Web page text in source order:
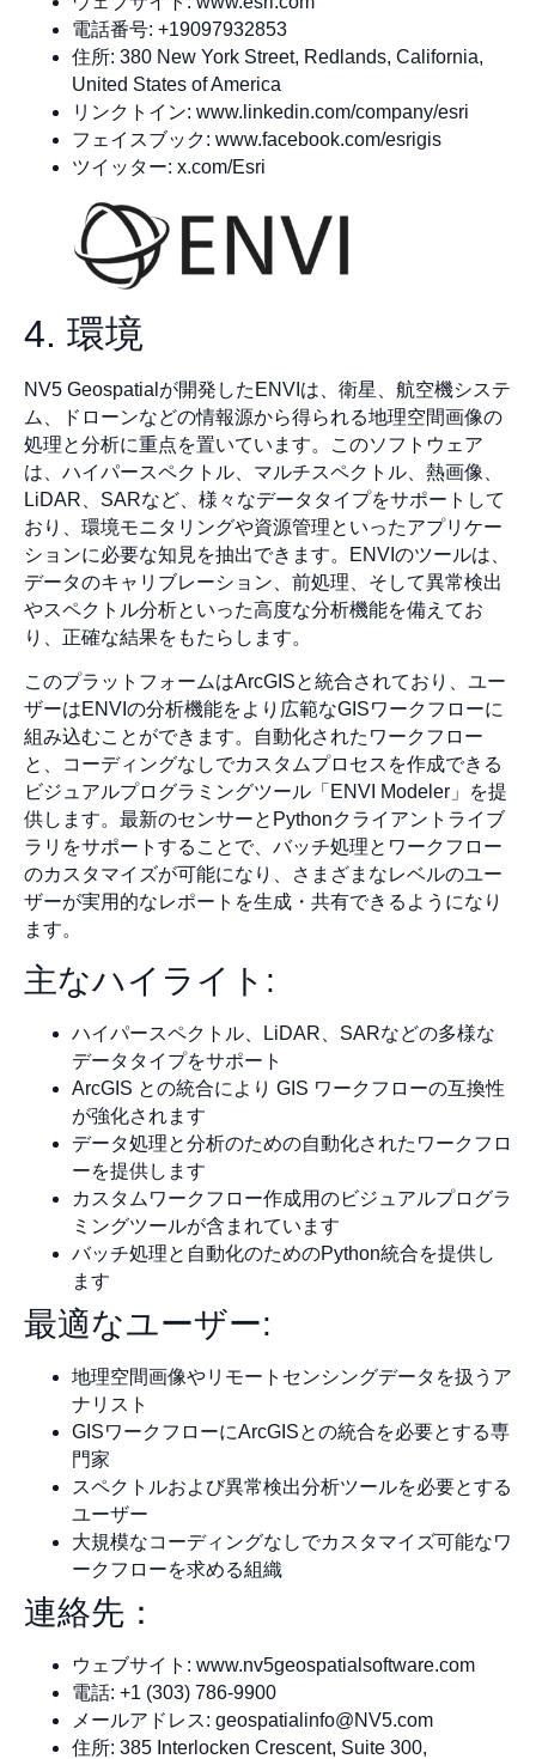
電話番号: +19097932853
住所: 380 New York Street, Redlands, California,
United States of America
リンクトイン: www.linkedin.com/company/esri
フェイスブック: www.facebook.com/esrigis
ツイッター: x.com/Esri
4. 環境
NV5 Geospatialが開発したENVIは、衛星、航空機システ
ム、ドローンなどの情報源から得られる地理空間画像の
処理と分析に重点を置いています。このソフトウェア
は、ハイパースペクトル、マルチスペクトル、熱画像、
LiDAR、SARなど、様々なデータタイプをサポートして
おり、環境モニタリングや資源管理といったアプリケー
ションに必要な知見を抽出できます。ENVIのツールは、
データのキャリブレーション、前処理、そして異常検出
やスペクトル分析といった高度な分析機能を備えてお
り、正確な結果をもたらします。
このプラットフォームはArcGISと統合されており、ユー
ザーはENVIの分析機能をより広範なGISワークフローに
組み込むことができます。自動化されたワークフロー
と、コーディングなしでカスタムプロセスを作成できる
ビジュアルプログラミングツール「ENVI Modeler」を提
供します。最新のセンサーとPythonクライアントライブ
ラリをサポートすることで、バッチ処理とワークフロー
のカスタマイズが可能になり、さまざまなレベルのユー
ザーが実用的なレポートを生成・共有できるようになり
ます。
主なハイライト:
ハイパースペクトル、LiDAR、SARなどの多様な
データタイプをサポート
ArcGIS との統合により GIS ワークフローの互換性
が強化されます
データ処理と分析のための自動化されたワークフロ
ーを提供します
カスタムワークフロー作成用のビジュアルプログラ
ミングツールが含まれています
バッチ処理と自動化のためのPython統合を提供し
ます
最適なユーザー:
地理空間画像やリモートセンシングデータを扱うア
ナリスト
GISワークフローにArcGISとの統合を必要とする専
門家
スペクトルおよび異常検出分析ツールを必要とする
ユーザー
大規模なコーディングなしでカスタマイズ可能なワ
ークフローを求める組織
連絡先：
ウェブサイト: www.nv5geospatialsoftware.com
電話: +1 (303) 786-9900
メールアドレス: geospatialinfo@NV5.com
住所: 385 Interlocken Crescent, Suite 300,